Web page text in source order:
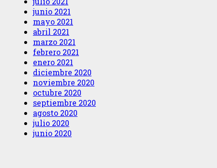
junio 2021
mayo 2021
abril 2021
marzo 2021
febrero 2021
enero 2021
diciembre 2020
noviembre 2020
octubre 2020
septiembre 2020
agosto 2020
julio 2020
junio 2020